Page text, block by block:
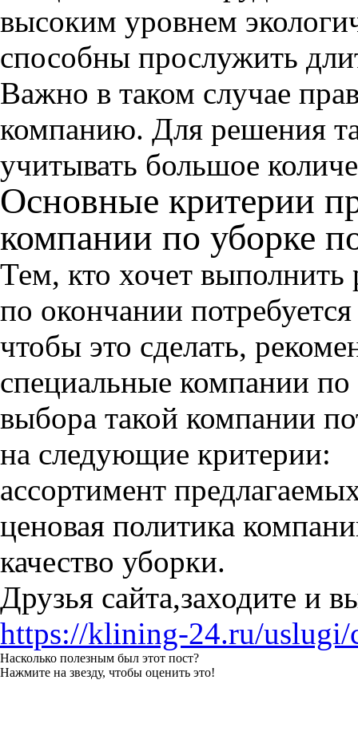
высоким уровнем
способны прослужить
Важно в таком случае
компанию. Для решения
учитывать большое
Основные критерии
компании по уборке
Тем, кто хочет
по окончании
чтобы это сделать,
специальные компании
выбора такой компании
на следующие критерии:
ассортимент
ценовая политика
качество уборки.
Друзья сайта,заходите и
https://klining-24.ru/uslugi/
Насколько полезным был этот пост?
Нажмите на звезду, чтобы оценить это!